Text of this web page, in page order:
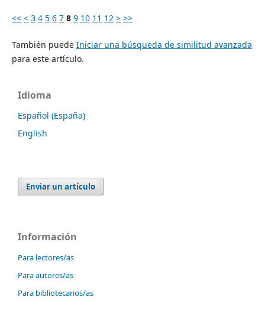
<< < 3 4 5 6 7 8 9 10 11 12 > >>
También puede Iniciar una búsqueda de similitud avanzada
para este artículo.
Idioma
Español (España)
English
Enviar un artículo
Información
Para lectores/as
Para autores/as
Para bibliotecarios/as